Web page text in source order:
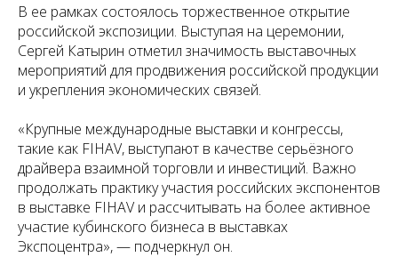
В ее рамках состоялось торжественное открытие
российской экспозиции. Выступая на церемонии,
Сергей Катырин отметил значимость выставочных
мероприятий для продвижения российской продукции
и укрепления экономических связей.
«Крупные международные выставки и конгрессы,
такие как FIHAV, выступают в качестве серьёзного
драйвера взаимной торговли и инвестиций. Важно
продолжать практику участия российских экспонентов
в выставке FIHAV и рассчитывать на более активное
участие кубинского бизнеса в выставках
Экспоцентра», — подчеркнул он.